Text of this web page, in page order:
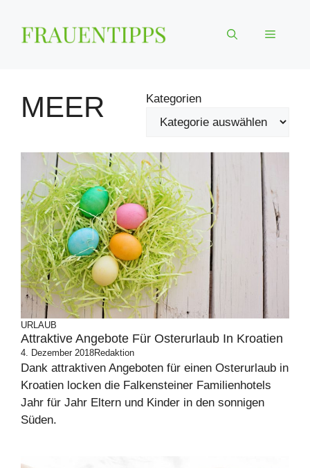
Inhalt
springen
Menü
MEER Kategorien
URLAUB
Attraktive Angebote Für Osterurlaub In Kroatien
4. Dezember 2018Redaktion
Dank attraktiven Angeboten für einen Osterurlaub in
Kroatien locken die Falkensteiner Familienhotels
Jahr für Jahr Eltern und Kinder in den sonnigen
Süden.